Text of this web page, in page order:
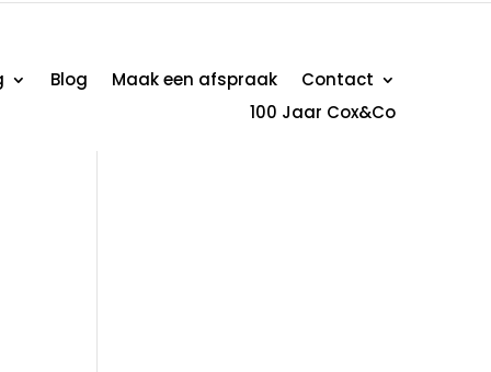
Blog Maak een afspraak
Contact
100 Jaar Cox&Co